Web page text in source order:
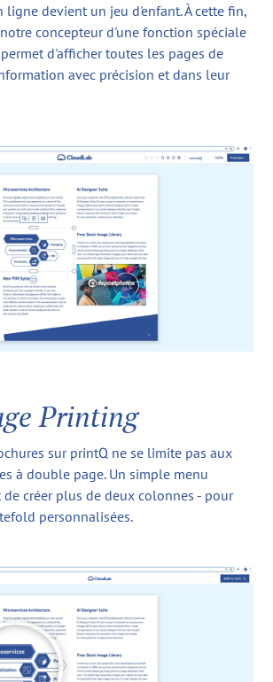
devient un jeu d'enfant. À cette fin,
concepteur d'une fonction spéciale
d'afficher toutes les pages de
avec précision et dans leur
Printing
sur printQ ne se limite pas aux
à double page. Un simple menu
créer plus de deux colonnes - pour
personnalisées.